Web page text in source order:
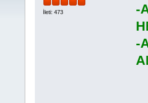
İleti: 473
-
-